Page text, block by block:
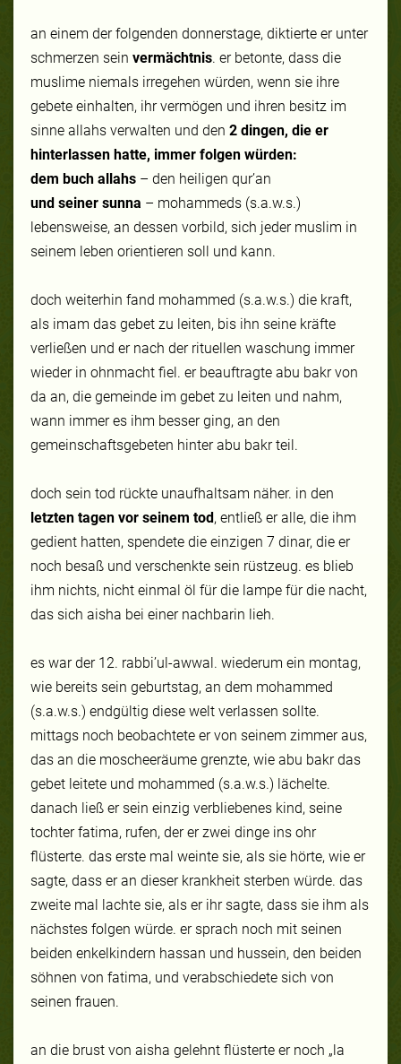
an einem der folgenden donnerstage, diktierte er unter
schmerzen sein vermächtnis. er betonte, dass die
muslime niemals irregehen würden, wenn sie ihre
gebete einhalten, ihr vermögen und ihren besitz im
sinne allahs verwalten und den 2 dingen, die er
hinterlassen hatte, immer folgen würden:
dem buch allahs – den heiligen qur’an
und seiner sunna – mohammeds (s.a.w.s.)
lebensweise, an dessen vorbild, sich jeder muslim in
seinem leben orientieren soll und kann.
doch weiterhin fand mohammed (s.a.w.s.) die kraft,
als imam das gebet zu leiten, bis ihn seine kräfte
verließen und er nach der rituellen waschung immer
wieder in ohnmacht fiel. er beauftragte abu bakr von
da an, die gemeinde im gebet zu leiten und nahm,
wann immer es ihm besser ging, an den
gemeinschaftsgebeten hinter abu bakr teil.
doch sein tod rückte unaufhaltsam näher. in den
letzten tagen vor seinem tod, entließ er alle, die ihm
gedient hatten, spendete die einzigen 7 dinar, die er
noch besaß und verschenkte sein rüstzeug. es blieb
ihm nichts, nicht einmal öl für die lampe für die nacht,
das sich aisha bei einer nachbarin lieh.
es war der 12. rabbi’ul-awwal. wiederum ein montag,
wie bereits sein geburtstag, an dem mohammed
(s.a.w.s.) endgültig diese welt verlassen sollte.
mittags noch beobachtete er von seinem zimmer aus,
das an die moscheeräume grenzte, wie abu bakr das
gebet leitete und mohammed (s.a.w.s.) lächelte.
danach ließ er sein einzig verbliebenes kind, seine
tochter fatima, rufen, der er zwei dinge ins ohr
flüsterte. das erste mal weinte sie, als sie hörte, wie er
sagte, dass er an dieser krankheit sterben würde. das
zweite mal lachte sie, als er ihr sagte, dass sie ihm als
nächstes folgen würde. er sprach noch mit seinen
beiden enkelkindern hassan und hussein, den beiden
söhnen von fatima, und verabschiedete sich von
seinen frauen.
an die brust von aisha gelehnt flüsterte er noch „la